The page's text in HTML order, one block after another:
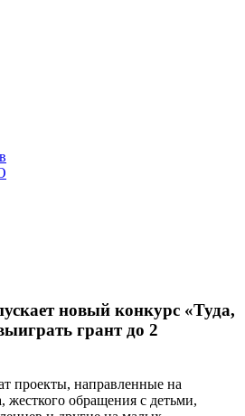
новый конкурс «Туда,
грант до 2
проекты, направленные на
жесткого обращения с детьми,